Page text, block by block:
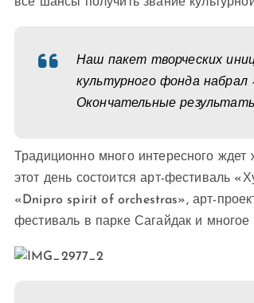
все шансы получить звание
Наш пакет творческих
культурного фонда
Окончательные
Традиционно много интересного ждет
этот день состоится арт-фестиваль
«Dnipro spirit of orchestras», арт-
фестиваль в парке Сагайдак и многое